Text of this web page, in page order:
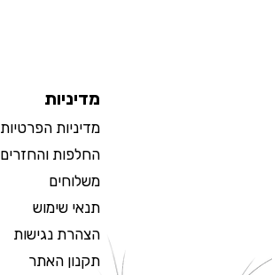
מדיניות
מדיניות הפרטיות
החלפות והחזרים
משלוחים
תנאי שימוש
הצהרת נגישות
תקנון האתר